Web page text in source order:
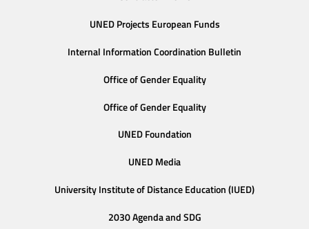
UNED Projects European Funds
Internal Information Coordination Bulletin
Office of Gender Equality
Office of Gender Equality
UNED Foundation
UNED Media
University Institute of Distance Education (IUED)
2030 Agenda and SDG